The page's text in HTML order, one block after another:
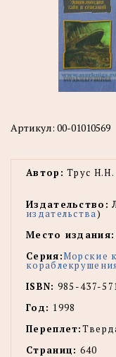
Артикул: 00-01010569
Автор: Трус Н.Н.
Издательство:
издательства)
Место издания:
Серия:Морские
ISBN: 985-437-
Год: 1998
Переплет:
Страниц: 640